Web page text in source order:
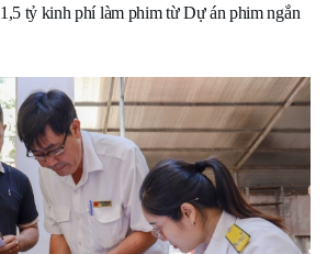
tỷ kinh phí làm phim từ Dự án phim ngắn